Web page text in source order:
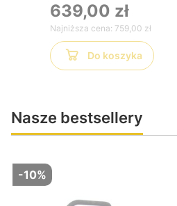
639,00 zł
Najniższa cena: 759,00 zł
Do koszyka
Nasze bestsellery
-10%